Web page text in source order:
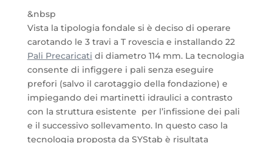
&nbsp
Vista la tipologia fondale si è deciso di operare
carotando le 3 travi a T rovescia e installando 22
Pali Precaricati di diametro 114 mm. La tecnologia
consente di infiggere i pali senza eseguire
prefori (salvo il carotaggio della fondazione) e
impiegando dei martinetti idraulici a contrasto
con la struttura esistente per l’infissione dei pali
e il successivo sollevamento. In questo caso la
tecnologia proposta da SYStab è risultata